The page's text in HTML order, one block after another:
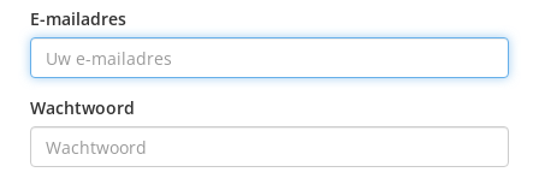
E-mailadres
Wachtwoord